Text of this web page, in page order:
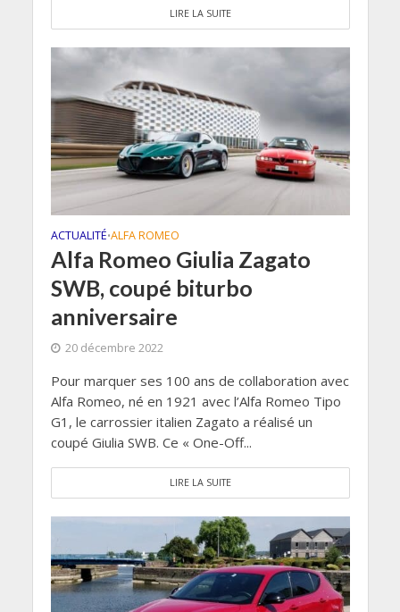
LIRE LA SUITE
ACTUALITÉ•ALFA ROMEO
Alfa Romeo Giulia Zagato
SWB, coupé biturbo
anniversaire
20 décembre 2022
Pour marquer ses 100 ans de collaboration avec
Alfa Romeo, né en 1921 avec l’Alfa Romeo Tipo
G1, le carrossier italien Zagato a réalisé un
coupé Giulia SWB. Ce « One-Off...
LIRE LA SUITE